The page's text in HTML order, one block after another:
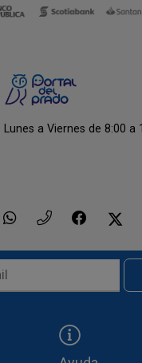
Lunes a Viernes de 8:00 a